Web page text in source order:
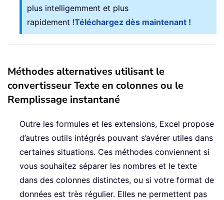
plus intelligemment et plus
rapidement !Téléchargez dès maintenant !
Méthodes alternatives utilisant le
convertisseur Texte en colonnes ou le
Remplissage instantané
Outre les formules et les extensions, Excel propose
d’autres outils intégrés pouvant s’avérer utiles dans
certaines situations. Ces méthodes conviennent si
vous souhaitez séparer les nombres et le texte
dans des colonnes distinctes, ou si votre format de
données est très régulier. Elles ne permettent pas